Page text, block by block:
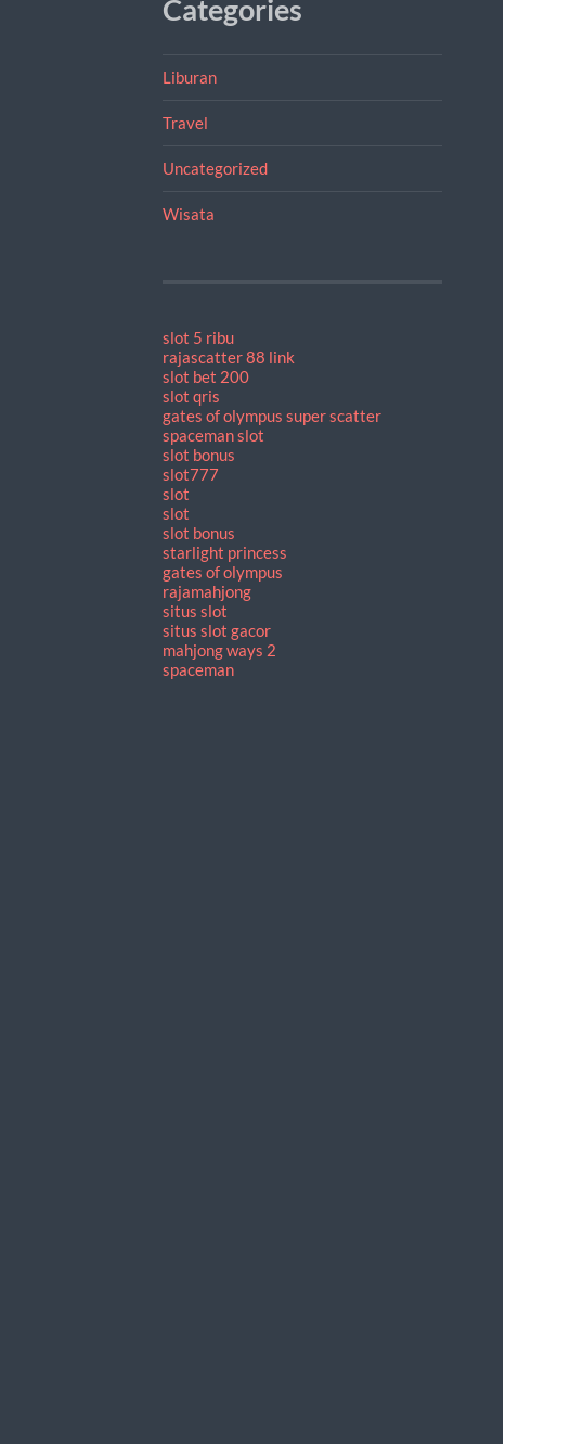
Categories
Liburan
Travel
Uncategorized
Wisata
slot 5 ribu
rajascatter 88 link
slot bet 200
slot qris
gates of olympus super scatter
spaceman slot
slot bonus
slot777
slot
slot
slot bonus
starlight princess
gates of olympus
rajamahjong
situs slot
situs slot gacor
mahjong ways 2
spaceman